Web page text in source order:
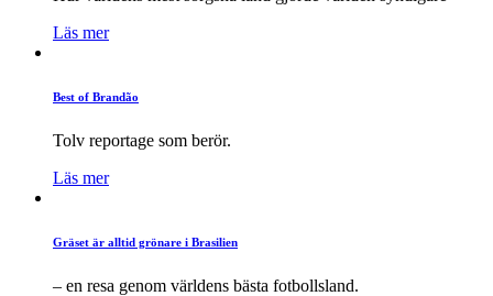
Läs mer
Best of Brandão
Tolv reportage som berör.
Läs mer
Gräset är alltid grönare i Brasilien
– en resa genom världens bästa fotbollsland.